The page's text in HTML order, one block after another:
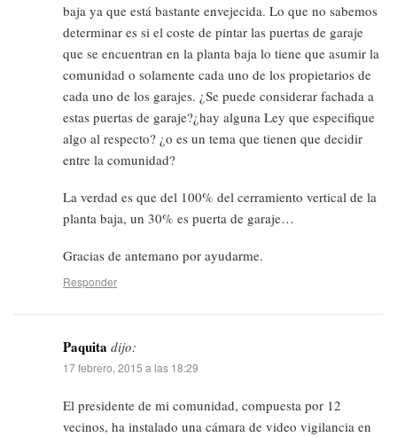
baja ya que está bastante envejecida. Lo que no sabemos
determinar es si el coste de pintar las puertas de garaje
que se encuentran en la planta baja lo tiene que asumir la
comunidad o solamente cada uno de los propietarios de
cada uno de los garajes. ¿Se puede considerar fachada a
estas puertas de garaje?¿hay alguna Ley que especifique
algo al respecto? ¿o es un tema que tienen que decidir
entre la comunidad?
La verdad es que del 100% del cerramiento vertical de la
planta baja, un 30% es puerta de garaje…
Gracias de antemano por ayudarme.
Responder
Paquita dijo:
17 febrero, 2015 a las 18:29
El presidente de mi comunidad, compuesta por 12
vecinos, ha instalado una cámara de video vigilancia en